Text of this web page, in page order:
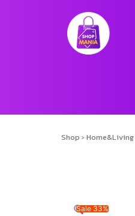
Shop › Home&Living
Sale 33%